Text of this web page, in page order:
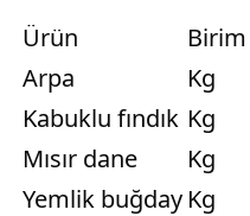
Ürün Birim
Arpa
Kg
Kabuklu fındık Kg
Mısır dane
Kg
Yemlik buğday Kg